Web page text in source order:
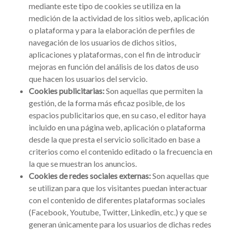
mediante este tipo de cookies se utiliza en la
medición de la actividad de los sitios web, aplicación
o plataforma y para la elaboración de perfiles de
navegación de los usuarios de dichos sitios,
aplicaciones y plataformas, con el fin de introducir
mejoras en función del análisis de los datos de uso
que hacen los usuarios del servicio.
Cookies publicitarias:Son aquellas que permiten la
gestión, de la forma más eficaz posible, de los
espacios publicitarios que, en su caso, el editor haya
incluido en una página web, aplicación o plataforma
desde la que presta el servicio solicitado en base a
criterios como el contenido editado o la frecuencia en
la que se muestran los anuncios.
Cookies de redes sociales externas:Son aquellas que
se utilizan para que los visitantes puedan interactuar
con el contenido de diferentes plataformas sociales
(Facebook, Youtube, Twitter, Linkedin, etc.) y que se
generan únicamente para los usuarios de dichas redes